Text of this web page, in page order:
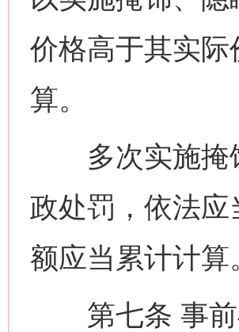
价格高于其实
算。
多次实施掩饰
政处罚，依法
额应当累计计算
第七条 事前